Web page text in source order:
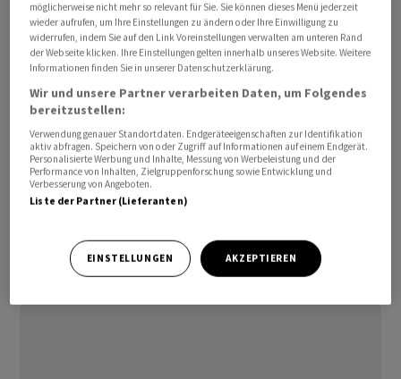
veröffentlicht.
Im März 2023 war eine Untersuchung gegen die Gruppe
eröffnet worden, gegen den Sanktionsbescheid hatte
das Unternehmen Beschwerde eingereicht. Diese wurde
Entertainment auf die Ergreifung eines Rechtsmittels
verzichtete sei der Entscheid rechtskräftig.
dm/kw
möglicherweise nicht mehr so relevant für Sie. Sie können dieses Menü jederzeit
wieder aufrufen, um Ihre Einstellungen zu ändern oder Ihre Einwilligung zu
widerrufen, indem Sie auf den Link Voreinstellungen verwalten am unteren Rand
der Webseite klicken. Ihre Einstellungen gelten innerhalb unseres Website. Weitere
Informationen finden Sie in unserer Datenschutzerklärung.
Wir und unsere Partner verarbeiten Daten, um Folgendes
bereitzustellen:
Verwendung genauer Standortdaten. Endgeräteeigenschaften zur Identifikation
aktiv abfragen. Speichern von oder Zugriff auf Informationen auf einem Endgerät.
Personalisierte Werbung und Inhalte, Messung von Werbeleistung und der
Performance von Inhalten, Zielgruppenforschung sowie Entwicklung und
Verbesserung von Angeboten.
Liste der Partner (Lieferanten)
EINSTELLUNGEN AKZEPTIEREN